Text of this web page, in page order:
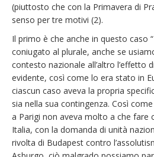
(piuttosto che con la Primavera di
senso per tre motivi (2).
Il primo è che anche in questo caso
coniugato al plurale, anche se
contesto nazionale all’altro l’effetto
evidente, così come lo era stato in
ciascun caso aveva la propria
sia nella sua contingenza. Così
a Parigi non aveva molto a che fare
Italia, con la domanda di unità
rivolta di Budapest contro